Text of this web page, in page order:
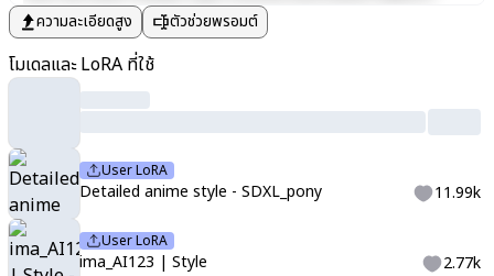
laboris nisi ut aliquip ex ea commodo consequat. Duis aute irure
dolor in reprehenderit in voluptate velit esse cillum dolore eu
fugiat nulla pariatur. Excepteur sint occaecat cupidatat non
proident, sunt in culpa qui officia deserunt mollit anim id est
ความละเอียดสูง ตัวช่วยพรอมต์
โมเดลและ LoRA ที่ใช้
User LoRA
Detailed anime style - SDXL_pony 11.99k
User LoRA
ima_AI123 | Style 2.77k